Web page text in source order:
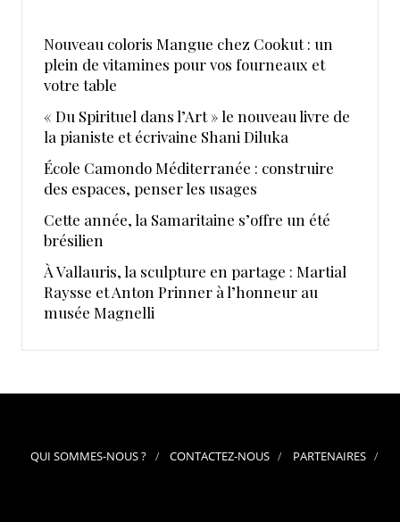
Nouveau coloris Mangue chez Cookut : un
plein de vitamines pour vos fourneaux et
votre table
« Du Spirituel dans l’Art » le nouveau livre de
la pianiste et écrivaine Shani Diluka
École Camondo Méditerranée : construire
des espaces, penser les usages
Cette année, la Samaritaine s’offre un été
brésilien
À Vallauris, la sculpture en partage : Martial
Raysse et Anton Prinner à l’honneur au
musée Magnelli
QUI SOMMES-NOUS ? CONTACTEZ-NOUS PARTENAIRES